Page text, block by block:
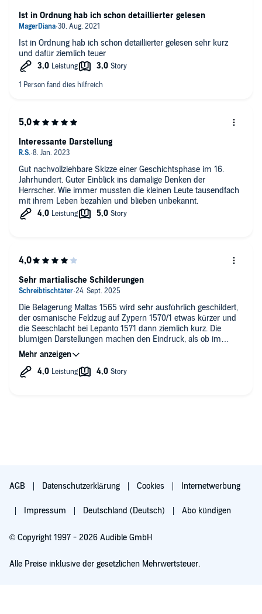
Ist in Ordnung hab ich schon detaillierter gelesen sehr kurz
und dafür ziemlich teuer
Ist in Ordnung hab ich schon detaillierter gelesen
Gut nachvollziehbare Skizze einer Geschichtsphase im 16.
Jahrhundert. Guter Einblick ins damalige Denken der
Herrscher. Wie immer mussten die kleinen Leute tausendfach
mit ihrem Leben bezahlen und blieben unbekannt.
Interessante Darstellung
Die Belagerung Maltas 1565 wird sehr ausführlich geschildert,
der osmanische Feldzug auf Zypern 1570/1 etwas kürzer und
die Seeschlacht bei Lepanto 1571 dann ziemlich kurz. Die
blumigen Darstellungen machen den Eindruck, als ob im
wesentlichen christliche Quellen genutzt wurden. Als alleinige
Quelle also etwas einseitig, aber als Einstieg in das Thema
nicht schlecht. Das darauf folgende Patt im Mittelmeer bis zum
Sehr martialische Schilderungen
AGB Datenschutzerklärung Cookies Internetwerbung
Impressum Deutschland (Deutsch) Abo kündigen
© Copyright 1997 - 2026 Audible GmbH
Alle Preise inklusive der gesetzlichen Mehrwertsteuer.